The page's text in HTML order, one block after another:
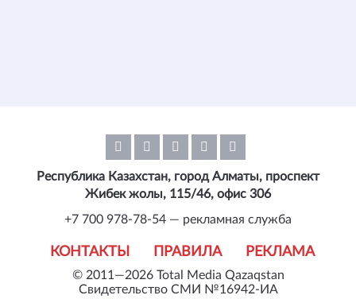
© 2011—2026 Total Media Qazaqstan
Свидетельство СМИ №16942-ИА
КОНТАКТЫ ПРАВИЛА РЕКЛАМА
Республика Казахстан, город Алматы, проспект
Жибек жолы, 115/46, офис 306
+7 700 978-78-54 — рекламная служба